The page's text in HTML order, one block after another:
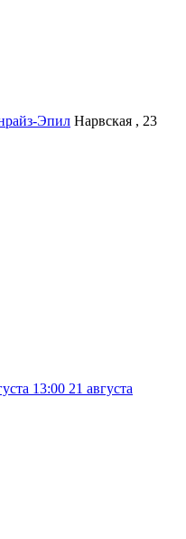
Эпил Нарвская , 23
13:00 21 августа